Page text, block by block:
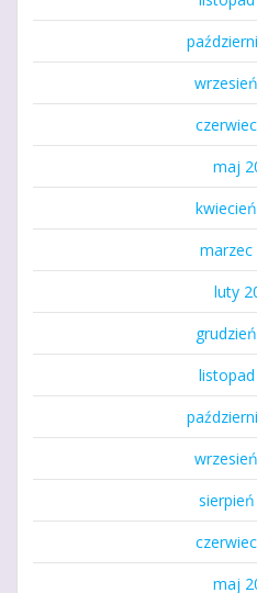
maj
marzec
luty
listopad
sierpień
maj